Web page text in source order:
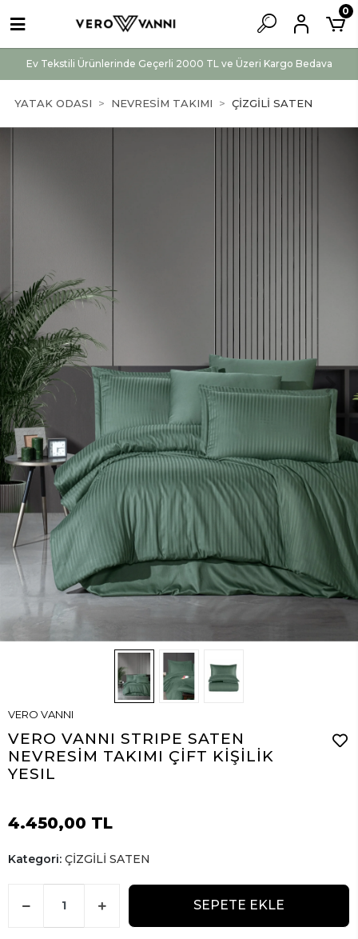
Ev Tekstili Ürünlerinde Geçerli 2000 TL ve Üzeri Kargo Bedava
0
YATAK ODASI NEVRESİM TAKIMI ÇİZGİLİ SATEN
VERO VANNI
VERO VANNI STRIPE SATEN
NEVRESİM TAKIMI ÇİFT KİŞİLİK
YESIL
4.450,00 TL
Kategori: ÇİZGİLİ SATEN
SEPETE EKLE